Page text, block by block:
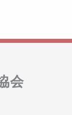
会